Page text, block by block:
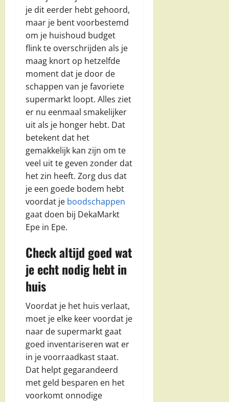
je dit eerder hebt gehoord,
maar je bent voorbestemd
om je huishoud budget
flink te overschrijden als je
maag knort op hetzelfde
moment dat je door de
schappen van je favoriete
supermarkt loopt. Alles ziet
er nu eenmaal smakelijker
uit als je honger hebt. Dat
betekent dat het
gemakkelijk kan zijn om te
veel uit te geven zonder dat
het zin heeft. Zorg dus dat
je een goede bodem hebt
voordat je boodschappen
gaat doen bij DekaMarkt
Epe in Epe.
Check altijd goed wat
je echt nodig hebt in
huis
Voordat je het huis verlaat,
moet je elke keer voordat je
naar de supermarkt gaat
goed inventariseren wat er
in je voorraadkast staat.
Dat helpt gegarandeerd
met geld besparen en het
voorkomt onnodige